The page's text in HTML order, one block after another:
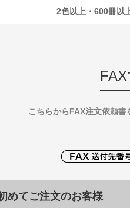
2色以上・600冊以
こちらからFAX注文依頼書
めてご注文のお客様